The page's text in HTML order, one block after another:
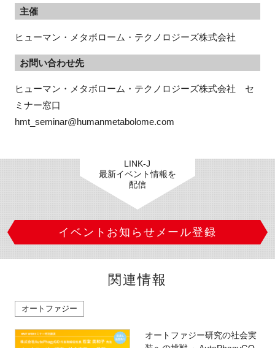
主催
ヒューマン・メタボローム・テクノロジーズ株式会社
お問い合わせ先
ヒューマン・メタボローム・テクノロジーズ株式会社　セ
ミナー窓口
hmt_seminar@humanmetabolome.com
LINK-J
最新イベント情報を
配信
イベントお知らせメール登録
関連情報
オートファジー
オートファジー研究の社会実